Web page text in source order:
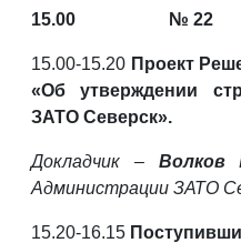
15.00 № 22
15.00-15.20 Проект
«Об утверждении
ЗАТО Северск».
Докладчик – Волков
Администрации ЗАТО
15.20-16.15